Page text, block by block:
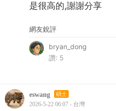
是很高的,謝謝分享
網友銳評
bryan_dong
讚: 5
eswang 碩士
2026-5-22 06:07 - 台灣